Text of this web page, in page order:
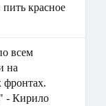
красное
всем
на
фронтах.
- Кирило